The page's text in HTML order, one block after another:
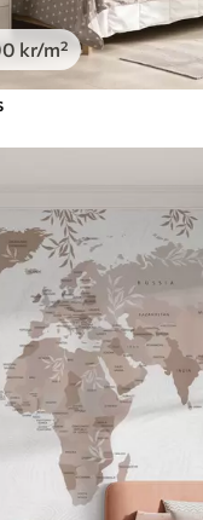
kr/m²